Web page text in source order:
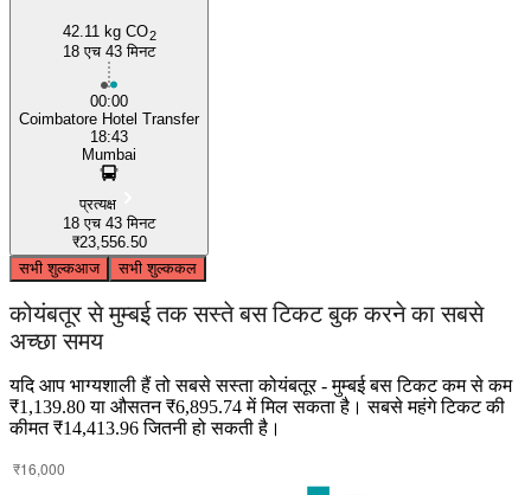
42.11 kg CO2
18 एच 43 मिनट
00:00
Coimbatore Hotel Transfer
18:43
Mumbai
प्रत्यक्ष
18 एच 43 मिनट
₹23,556.50
सभी शुल्कआज सभी शुल्ककल
कोयंबतूर से मुम्बई तक सस्ते बस टिकट बुक करने का सबसे
अच्छा समय
यदि आप भाग्यशाली हैं तो सबसे सस्ता कोयंबतूर - मुम्बई बस टिकट कम से कम
₹1,139.80 या औसतन ₹6,895.74 में मिल सकता है। सबसे महंगे टिकट की
कीमत ₹14,413.96 जितनी हो सकती है।